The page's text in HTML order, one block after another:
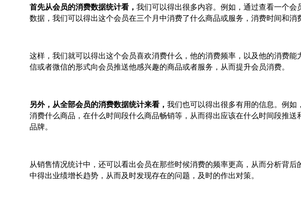
首先从会员的消费数据统计看， 我们可以得出很多内容。例如，通过查看一个
数据，我们可以得出这个会员在三个月中消费了什么商品或服务，消费时间和消
这样，我们就可以得出这个会员喜欢消费什么，他的消费频率，以及他的消费能
信或者微信的形式向会员推送他感兴趣的商品或者服务，从而提升会员消费。
另外，从全部会员的消费数据统计来看， 我们也可以得出很多有用的信息。例
消费什么商品，在什么时间段什么商品畅销等，从而得出应该在什么时间段推送
品牌。
从销售情况统计中，还可以看出会员在那些时候消费的频率更高，从而分析背
中得出业绩增长趋势，从而及时发现存在的问题，及时的作出对策。